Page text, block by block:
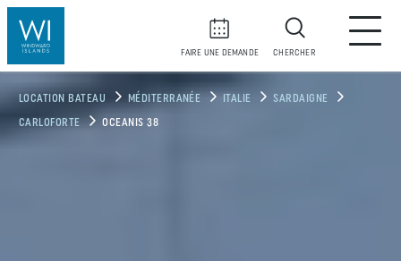
FAIRE UNE DEMANDE CHERCHER
LOCATION BATEAU MÉDITERRANÉE ITALIE SARDAIGNE
CARLOFORTE OCEANIS 38